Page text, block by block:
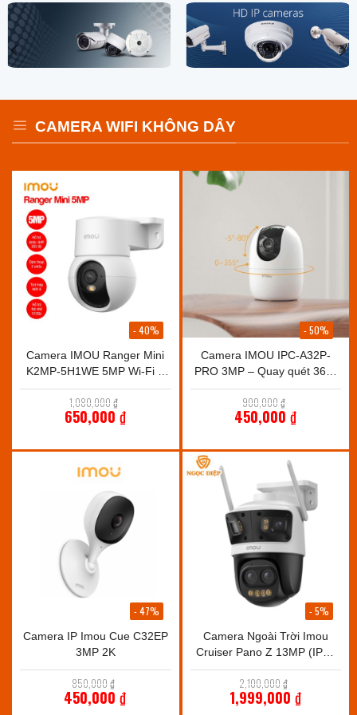
CAMERA WIFI KHÔNG DÂY
Camera IMOU Ranger Mini
K2MP-5H1WE 5MP Wi-Fi 6
Xoay 360 Cực Nét
1,080,000 ₫
gốc
là:
650,000 ₫
tại
là:
650,000 ₫.
- 40%
Camera IMOU IPC-A32P-
PRO 3MP – Quay quét 360°
thông minh
900,000 ₫
gốc
là:
450,000 ₫
tại
450,000 ₫.
- 50%
Camera IP Imou Cue C32EP
3MP 2K
850,000₫
gốc
là:
450,000₫
- 47%
Camera Ngoài Trời Imou
Cruiser Pano Z 13MP (IPC-
S76DP-13M0N) – Siêu Zoom
12X, 4 Ống Kính Góc Rộng
2,100,000₫
gốc
là:
1,999,000 ₫
- 5%